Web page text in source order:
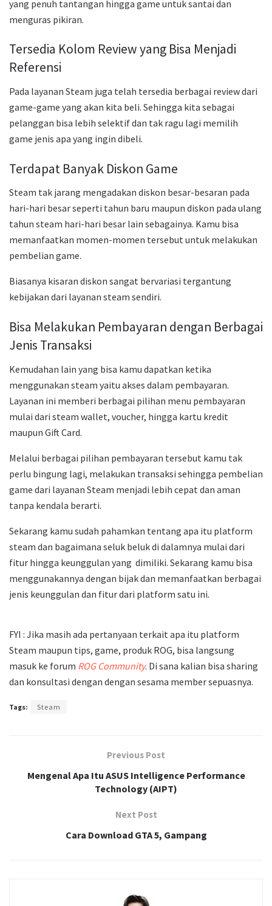
yang penuh tantangan hingga game untuk santai dan
menguras pikiran.
Tersedia Kolom Review yang Bisa Menjadi
Referensi
Pada layanan Steam juga telah tersedia berbagai review dari
game-game yang akan kita beli. Sehingga kita sebagai
pelanggan bisa lebih selektif dan tak ragu lagi memilih
game jenis apa yang ingin dibeli.
Terdapat Banyak Diskon Game
Steam tak jarang mengadakan diskon besar-besaran pada
hari-hari besar seperti tahun baru maupun diskon pada ulang
tahun steam hari-hari besar lain sebagainya. Kamu bisa
memanfaatkan momen-momen tersebut untuk melakukan
pembelian game.
Biasanya kisaran diskon sangat bervariasi tergantung
kebijakan dari layanan steam sendiri.
Bisa Melakukan Pembayaran dengan Berbagai
Jenis Transaksi
Kemudahan lain yang bisa kamu dapatkan ketika
menggunakan steam yaitu akses dalam pembayaran.
Layanan ini memberi berbagai pilihan menu pembayaran
mulai dari steam wallet, voucher, hingga kartu kredit
maupun Gift Card.
Melalui berbagai pilihan pembayaran tersebut kamu tak
perlu bingung lagi, melakukan transaksi sehingga pembelian
game dari layanan Steam menjadi lebih cepat dan aman
tanpa kendala berarti.
Sekarang kamu sudah pahamkan tentang apa itu platform
steam dan bagaimana seluk beluk di dalamnya mulai dari
fitur hingga keunggulan yang dimiliki. Sekarang kamu bisa
menggunakannya dengan bijak dan memanfaatkan berbagai
jenis keunggulan dan fitur dari platform satu ini.
FYI : Jika masih ada pertanyaan terkait apa itu platform
Steam maupun tips, game, produk ROG, bisa langsung
masuk ke forum ROG Community. Di sana kalian bisa sharing
dan konsultasi dengan dengan sesama member sepuasnya.
Tags: Steam
Previous Post
Mengenal Apa Itu ASUS Intelligence Performance
Technology (AIPT)
Next Post
Cara Download GTA 5, Gampang